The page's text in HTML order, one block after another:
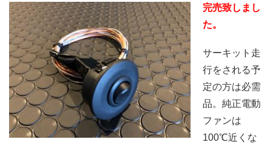
完売致しまし
た。
サーキット走
行をされる予
定の方は必需
品。純正電動
ファンは
100℃近くな